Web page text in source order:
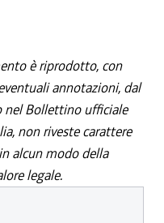
è riprodotto, con
annotazioni, dal
nel Bollettino ufficiale
non riveste carattere
alcun modo della
legale.